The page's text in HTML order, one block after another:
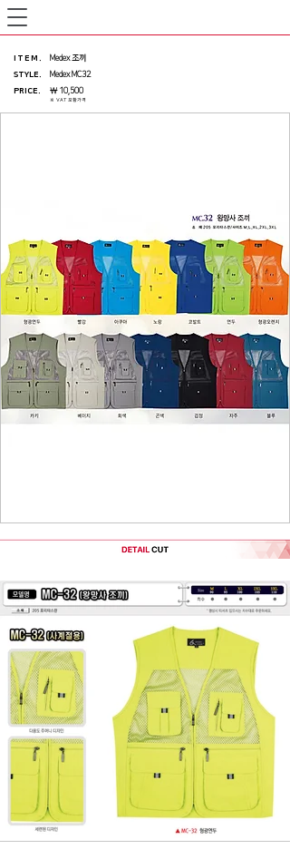
ITEM .
Medex 조끼
STYLE.
Medex MC32
PRICE.
※ VAT 포함가격
￦ 10,500